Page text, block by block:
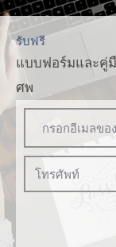
รับฟรี
แบบฟอร์มและคู่
ศพ